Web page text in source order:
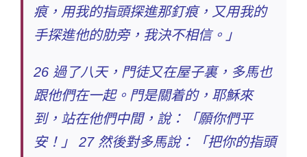
痕，用我的指頭探進那釘痕，又用我的
手探進他的肋旁，我決不相信。」
26 過了八天，門徒又在屋子裏，多馬也
跟他們在一起。門是關着的，耶穌來
到，站在他們中間，說：「願你們平
安！」 27 然後對多馬說：「把你的指頭